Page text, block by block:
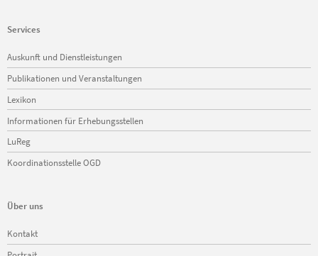
Services
Navigation
überspringen
Auskunft und Dienstleistungen
Publikationen und Veranstaltungen
Lexikon
Informationen für Erhebungsstellen
LuReg
Koordinationsstelle OGD
Über uns
Navigation
überspringen
Kontakt